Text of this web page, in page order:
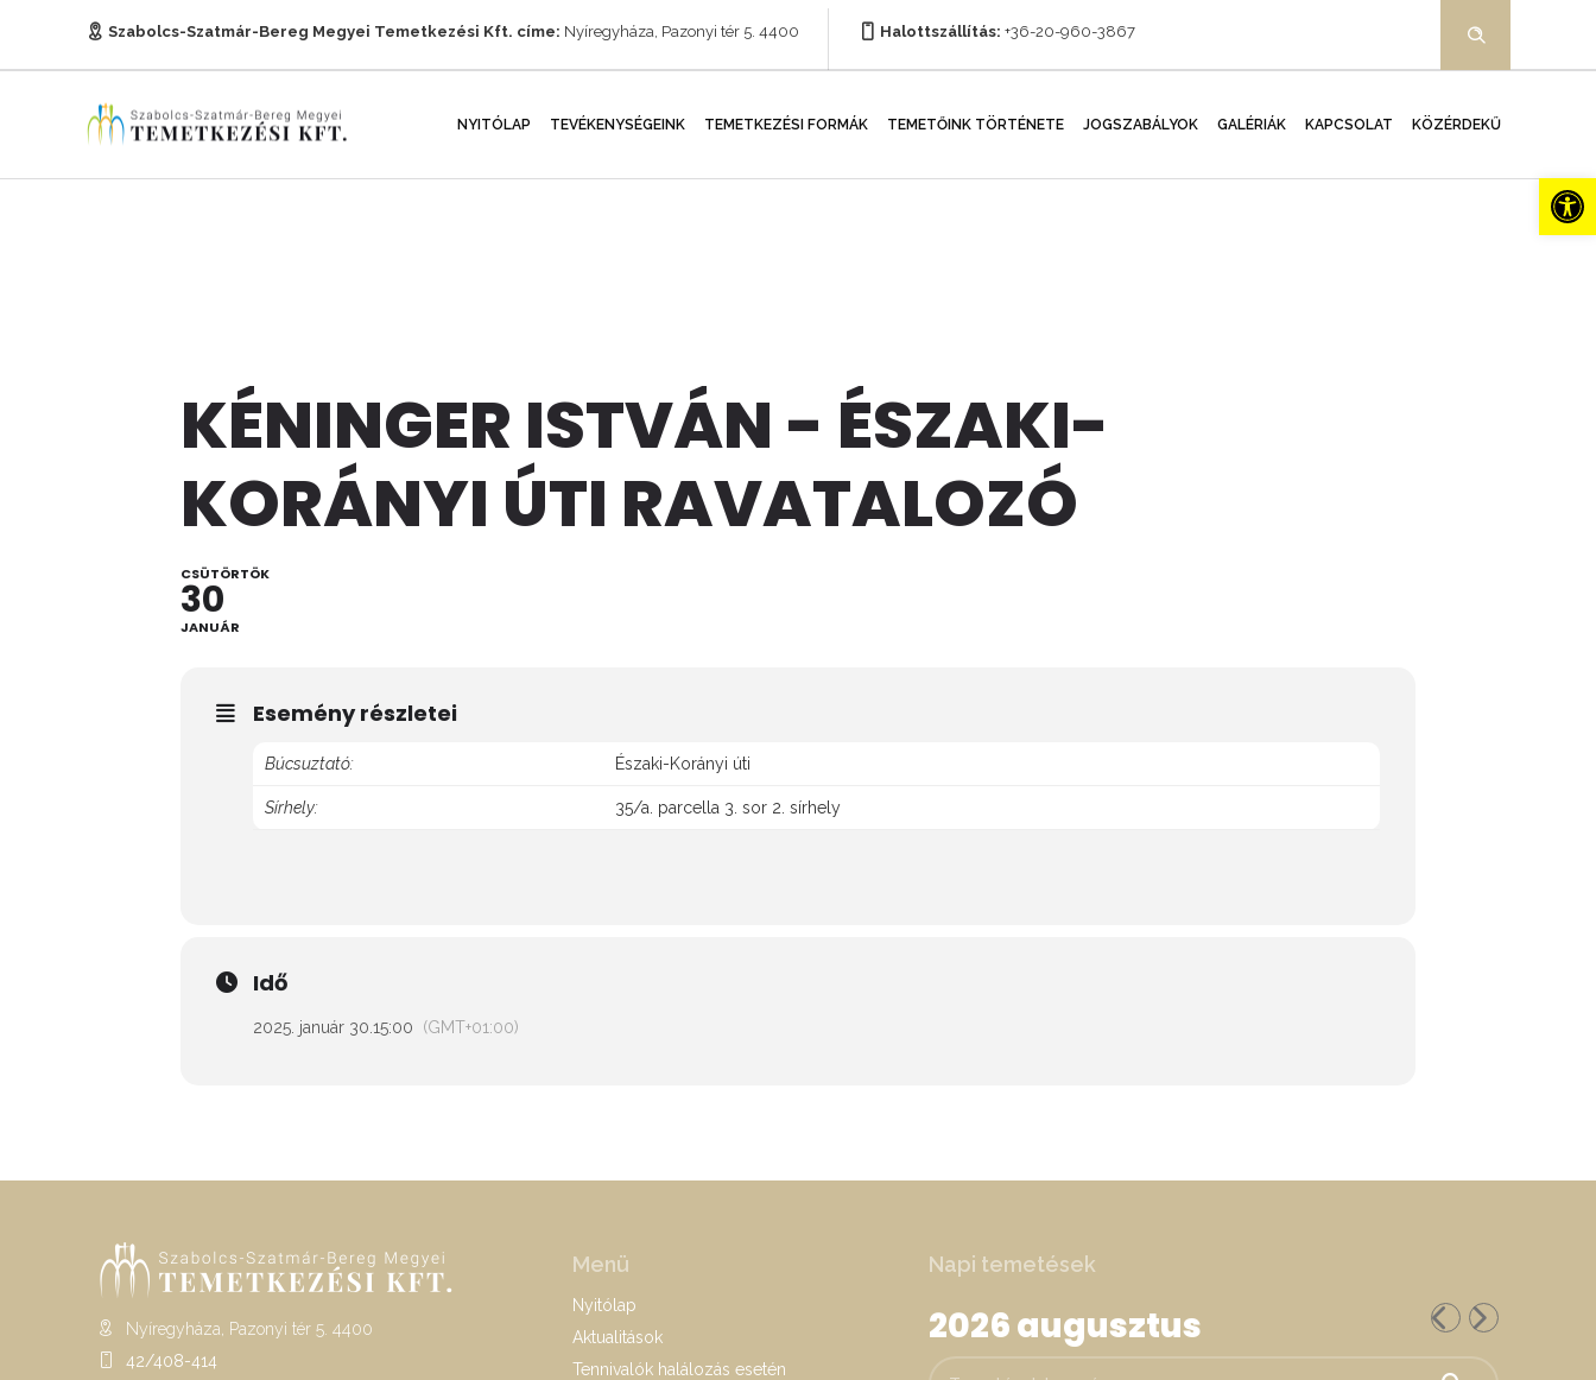
Szabolcs-Szatmár-Bereg Megyei Temetkezési Kft. címe: Nyíregyháza, Pazonyi tér 5. 4400 Halottszállítás: +36-20-960-3867
NYITÓLAP TEVÉKENYSÉGEINK TEMETKEZÉSI FORMÁK TEMETŐINK TÖRTÉNETE JOGSZABÁLYOK GALÉRIÁK KAPCSOLAT KÖZÉRDEKŰ
KÉNINGER ISTVÁN - ÉSZAKI-
KORÁNYI ÚTI RAVATALOZÓ
CSÜTÖRTÖK
30
JANUÁR
Esemény részletei
Búcsuztató: Északi-Korányi úti
Sírhely: 35/a. parcella 3. sor 2. sírhely
Idő
2025. január 30. 15:00 (GMT+01:00)
Nyíregyháza, Pazonyi tér 5. 4400
42/408-414
Menü
Nyitólap
Aktualitások
Tennivalók halálozás esetén
Napi temetések
2026 augusztus